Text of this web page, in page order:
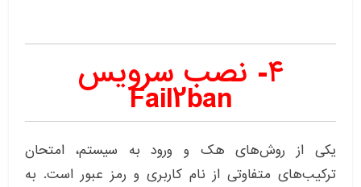
۴- نصب سرویس
Fail2ban
یکی از روش‌های هک و ورود به سیستم، امتحان
ترکیب‌های متفاوتی از نام کاربری و رمز عبور است. به